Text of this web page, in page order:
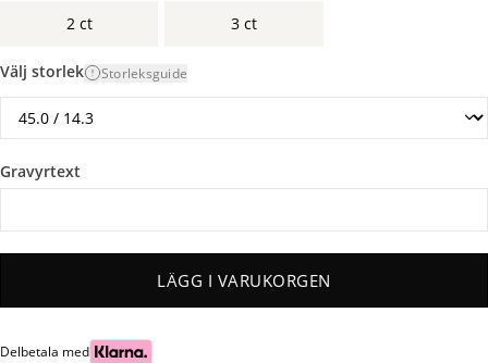
2 ct 3 ct
Välj storlek Storleksguide
Gravyrtext
LÄGG I VARUKORGEN
Delbetala med